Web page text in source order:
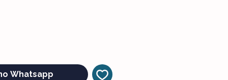
Whatsapp